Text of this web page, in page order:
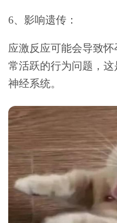
6、影响遗传：
应激反应可能会导致
常活跃的行为问题，
神经系统。